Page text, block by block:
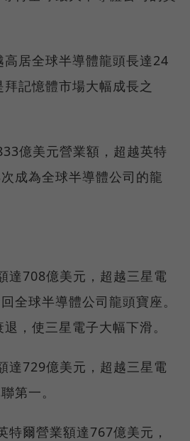
居全球半導體龍頭長達24
記憶體市場大幅成長之
億美元營業額，超越英特
成為全球半導體公司的龍
達708億美元，超越三星電
全球半導體公司龍頭寶座。
，使三星電子大幅下滑。
達729億美元，超越三星電
第一。
特爾營業額達767億美元，